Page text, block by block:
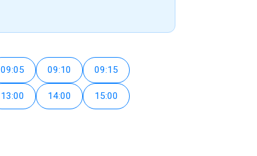
09:05 09:10 09:15
13:00 14:00 15:00